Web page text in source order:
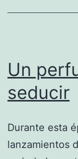
Un
seducir
Durante esta
lanzamientos